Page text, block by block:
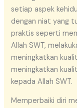
setiap aspek
dengan niat yang
praktis seperti
Allah SWT,
meningkatkan
meningkatkan
kepada Allah SWT.
Memperbaiki diri